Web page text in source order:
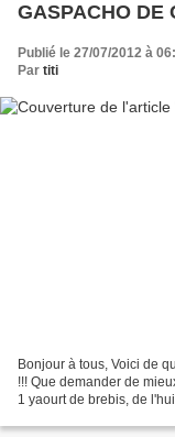
GASPACHO DE
Publié le 27/07/2012 à
Par titi
Bonjour à tous, Voici de
!!! Que demander de
1 yaourt de brebis, de